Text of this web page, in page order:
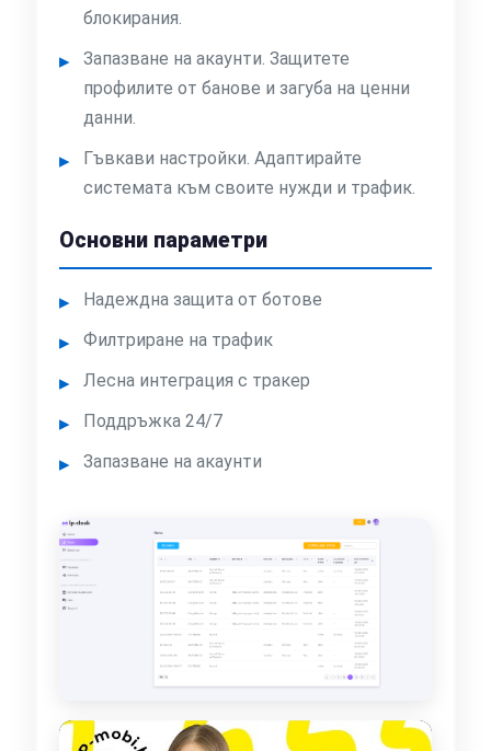
блокирания.
Запазване на акаунти. Защитете
профилите от банове и загуба на ценни
данни.
Гъвкави настройки. Адаптирайте
системата към своите нужди и трафик.
Основни параметри
Надеждна защита от ботове
Филтриране на трафик
Лесна интеграция с тракер
Поддръжка 24/7
Запазване на акаунти